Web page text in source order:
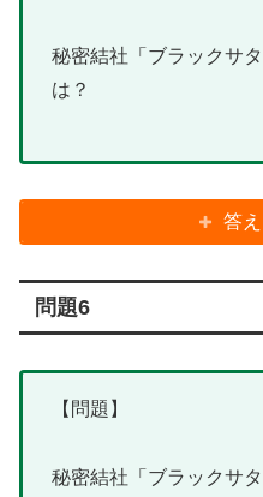
秘密結社「ブラックサ
は？
答
問題6
【問題】
秘密結社「ブラックサ